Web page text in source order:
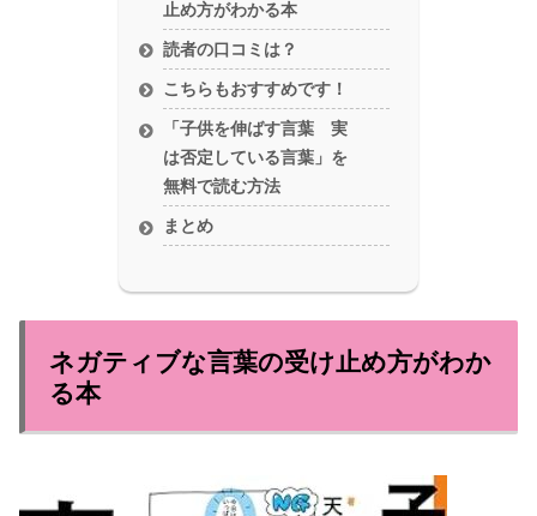
止め方がわかる本
読者の口コミは？
こちらもおすすめです！
「子供を伸ばす言葉 実
は否定している言葉」を
無料で読む方法
まとめ
ネガティブな言葉の受け止め方がわか
る本